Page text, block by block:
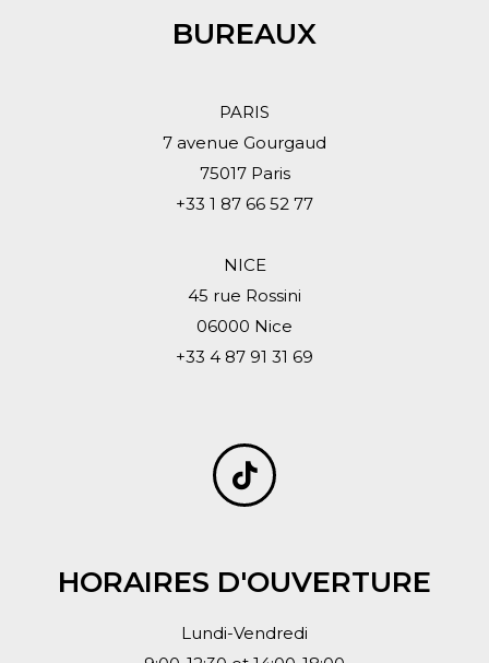
BUREAUX
PARIS
7 avenue Gourgaud
75017 Paris
+33 1 87 66 52 77
NICE
45 rue Rossini
06000 Nice
+33 4 87 91 31 69
HORAIRES D'OUVERTURE
Lundi-Vendredi